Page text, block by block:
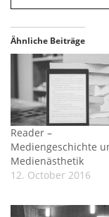
Ähnliche Beiträge
Reader –
Mediengeschichte
Medienästhetik
12. October 2016